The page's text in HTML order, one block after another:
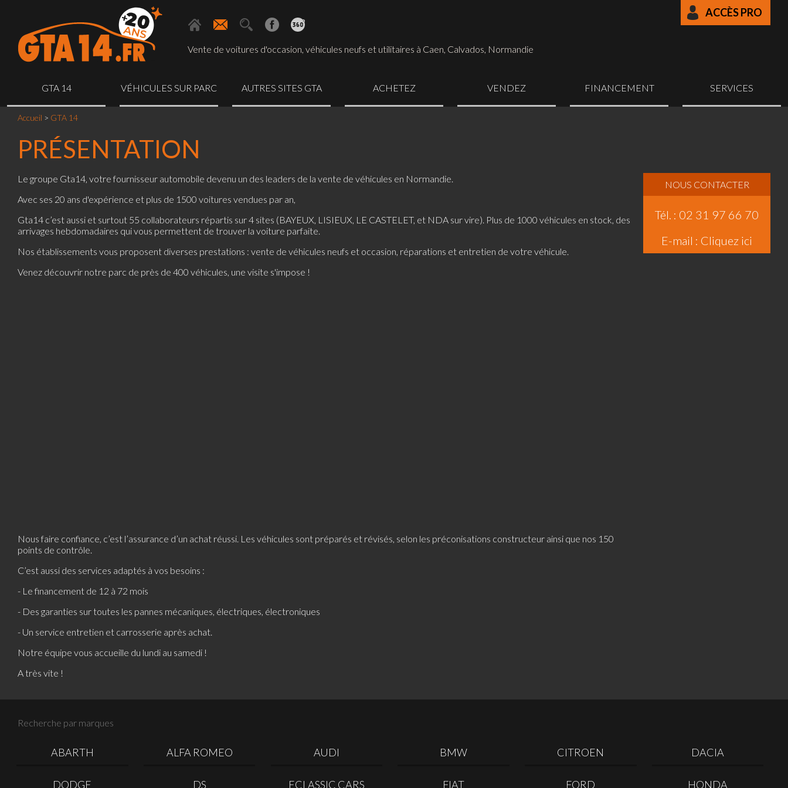
Vente de voitures d'occasion, véhicules neufs et utilitaires à Caen, Calvados, Normandie
ACCÈS PRO
GTA 14 VÉHICULES SUR PARC AUTRES SITES GTA ACHETEZ VENDEZ FINANCEMENT SERVICES
Accueil > GTA 14
PRÉSENTATION
NOUS CONTACTER
Tél. : 02 31 97 66 70
E-mail : Cliquez ici
Le groupe Gta14, votre fournisseur automobile devenu un des leaders de la vente de véhicules en Normandie.
Avec ses 20 ans d'expérience et plus de 1500 voitures vendues par an,
Gta14 c’est aussi et surtout 55 collaborateurs répartis sur 4 sites (BAYEUX, LISIEUX, LE CASTELET, et NDA sur vire). Plus de 1000 véhicules en stock, des
arrivages hebdomadaires qui vous permettent de trouver la voiture parfaite.
Nos établissements vous proposent diverses prestations : vente de véhicules neufs et occasion, réparations et entretien de votre véhicule.
Venez découvrir notre parc de près de 400 véhicules, une visite s'impose !
Nous faire confiance, c’est l’assurance d’un achat réussi. Les véhicules sont préparés et révisés, selon les préconisations constructeur ainsi que nos 150
points de contrôle.
C’est aussi des services adaptés à vos besoins :
- Le financement de 12 à 72 mois
- Des garanties sur toutes les pannes mécaniques, électriques, électroniques
- Un service entretien et carrosserie après achat.
Notre équipe vous accueille du lundi au samedi !
A très vite !
Recherche par marques
ABARTH ALFA ROMEO AUDI BMW CITROEN DACIA
DODGE DS ECLASSIC CARS FIAT FORD HONDA